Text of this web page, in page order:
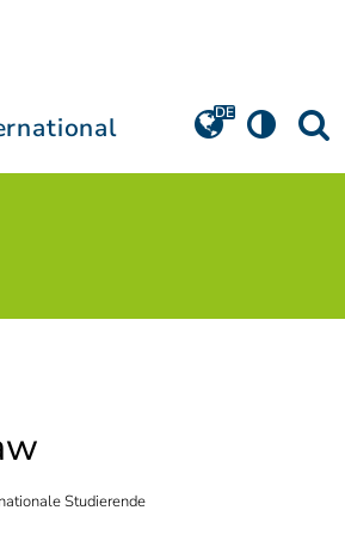
Studierende